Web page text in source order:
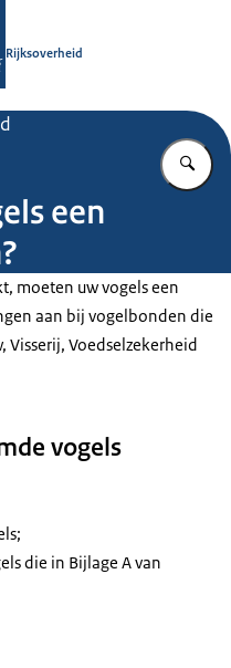
Rijksoverheid
een
moeten uw vogels een
aan bij vogelbonden die
Voedselzekerheid
vogels
die in Bijlage A van